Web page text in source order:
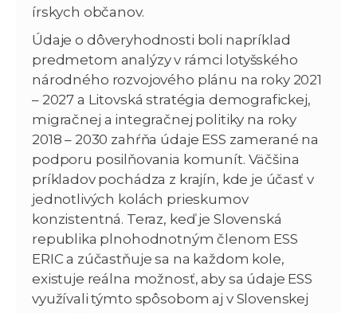
írskych občanov.
Údaje o dôveryhodnosti boli napríklad
predmetom analýzy v rámci lotyšského
národného rozvojového plánu na roky 2021
– 2027 a Litovská stratégia demografickej,
migračnej a integračnej politiky na roky
2018 – 2030 zahŕňa údaje ESS zamerané na
podporu posilňovania komunít. Väčšina
príkladov pochádza z krajín, kde je účasť v
jednotlivých kolách prieskumov
konzistentná. Teraz, keď je Slovenská
republika plnohodnotným členom ESS
ERIC a zúčastňuje sa na každom kole,
existuje reálna možnosť, aby sa údaje ESS
využívali týmto spôsobom aj v Slovenskej